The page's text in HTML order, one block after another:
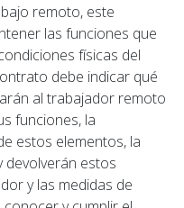
remoto, este
las funciones que
físicas del
debe indicar qué
al trabajador remoto
funciones, la
estos elementos, la
devolverán estos
y las medidas de